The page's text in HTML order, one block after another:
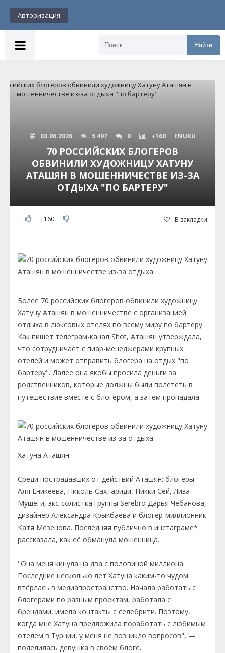
Авторизация
Найти
03.06.2026 5 497 0 +160 ENUXU
70 РОССИЙСКИХ БЛОГЕРОВ
ОБВИНИЛИ ХУДОЖНИЦУ ХАТУНУ
АТАШЯН В МОШЕННИЧЕСТВЕ ИЗ-ЗА
ОТДЫХА "ПО БАРТЕРУ"
+160 В закладки
Более 70 российских блогеров обвинили художницу
Хатуну Аташян в мошенничестве с организацией
отдыха в люксовых отелях по всему миру по бартеру.
Как пишет телеграм-канал Shot, Аташян утверждала,
что сотрудничает с пиар-менеджерами крупных
отелей и может отправить блогера на отдых "по
бартеру". Далее она якобы просила деньги за
родственников, которые должны были полететь в
путешествие вместе с блогером, а затем пропадала.
Хатуна Аташян
Среди пострадавших от действий Аташян: блогеры
Аля Еникеева, Николь Сахтариди, Никки Сей, Лиза
Мушеги, экс-солистка группы Serebro Дарья Чебанова,
дизайнер Александра Крыкбаева и блогер-миллионник
Катя Мезенова. Последняя публично в инстаграме*
рассказала, как её обманула мошенница.
"Она меня кинула на два с половиной миллиона.
Последние несколько лет Хатуна каким-то чудом
втёрлась в медиапространство. Начала работать с
блогерами по разным проектам, работала с
брендами, имела контакты с селебрити. Поэтому,
когда мне Хатуна предложила поработать с любимым
отелем в Турции, у меня не возникло вопросов", —
поделилась девушка в своём блоге.